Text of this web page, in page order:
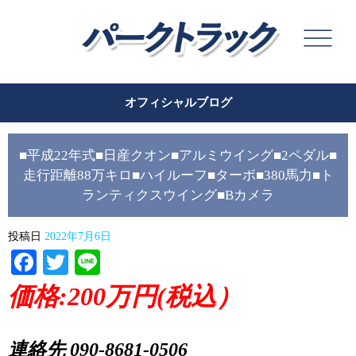
オフィシャルブログ
■平成22年式■日産クオン■アルミウイング■2ペダル■
走行距離88万キロ■ハイルーフ■ターボ■380馬力■ト
ランティクスウイング■Bカメラ
投稿日 2022年7月6日
Facebook
Twitter
価格:200万円(税込）
連絡先 090-8681-0506